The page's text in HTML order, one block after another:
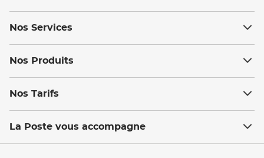
Nos Services
Nos Produits
Nos Tarifs
La Poste vous accompagne